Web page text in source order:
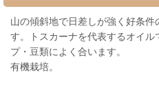
山の傾斜地で日差しが強く好条
す。トスカーナを代表するオイ
プ・豆類によく合います。
有機栽培。